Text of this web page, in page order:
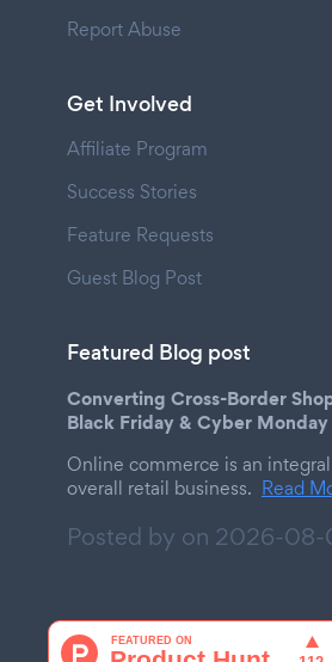
Report Abuse
Get Involved
Affiliate Program
Success Stories
Feature Requests
Guest Blog Post
Featured Blog post
Converting Cross-Border
Black Friday & Cyber Monday
Online commerce is an
overall retail business. Read
Posted by on 2026-08-